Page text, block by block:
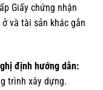
Giấy chứng nhận
và tài sản khác gắn
định hướng dẫn:
trình xây dựng.